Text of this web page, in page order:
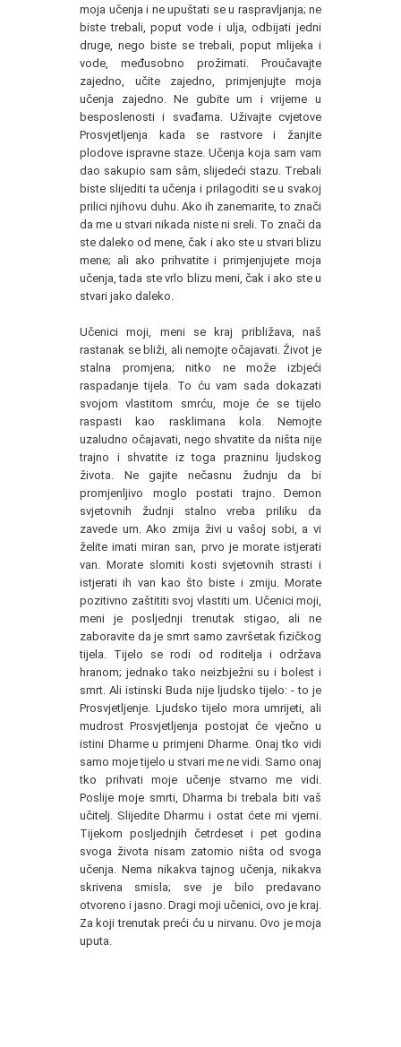
moja učenja i ne upuštati se u raspravljanja; ne
biste trebali, poput vode i ulja, odbijati jedni
druge, nego biste se trebali, poput mlijeka i
vode, međusobno prožimati. Proučavajte
zajedno, učite zajedno, primjenjujte moja
učenja zajedno. Ne gubite um i vrijeme u
besposlenosti i svađama. Uživajte cvjetove
Prosvjetljenja kada se rastvore i žanjite
plodove ispravne staze. Učenja koja sam vam
dao sakupio sam sâm, slijedeći stazu. Trebali
biste slijediti ta učenja i prilagoditi se u svakoj
prilici njihovu duhu. Ako ih zanemarite, to znači
da me u stvari nikada niste ni sreli. To znači da
ste daleko od mene, čak i ako ste u stvari blizu
mene; ali ako prihvatite i primjenjujete moja
učenja, tada ste vrlo blizu meni, čak i ako ste u
stvari jako daleko.
Učenici moji, meni se kraj približava, naš
rastanak se bliži, ali nemojte očajavati. Život je
stalna promjena; nitko ne može izbjeći
raspadanje tijela. To ću vam sada dokazati
svojom vlastitom smrću, moje će se tijelo
raspasti kao rasklimana kola. Nemojte
uzaludno očajavati, nego shvatite da ništa nije
trajno i shvatite iz toga prazninu ljudskog
života. Ne gajite nečasnu žudnju da bi
promjenljivo moglo postati trajno. Demon
svjetovnih žudnji stalno vreba priliku da
zavede um. Ako zmija živi u vašoj sobi, a vi
želite imati miran san, prvo je morate istjerati
van. Morate slomiti kosti svjetovnih strasti i
istjerati ih van kao što biste i zmiju. Morate
pozitivno zaštititi svoj vlastiti um. Učenici moji,
meni je posljednji trenutak stigao, ali ne
zaboravite da je smrt samo završetak fizičkog
tijela. Tijelo se rodi od roditelja i održava
hranom; jednako tako neizbježni su i bolest i
smrt. Ali istinski Buda nije ljudsko tijelo: - to je
Prosvjetljenje. Ljudsko tijelo mora umrijeti, ali
mudrost Prosvjetljenja postojat će vječno u
istini Dharme u primjeni Dharme. Onaj tko vidi
samo moje tijelo u stvari me ne vidi. Samo onaj
tko prihvati moje učenje stvarno me vidi.
Poslije moje smrti, Dharma bi trebala biti vaš
učitelj. Slijedite Dharmu i ostat ćete mi vjerni.
Tijekom posljednjih četrdeset i pet godina
svoga života nisam zatomio ništa od svoga
učenja. Nema nikakva tajnog učenja, nikakva
skrivena smisla; sve je bilo predavano
otvoreno i jasno. Dragi moji učenici, ovo je kraj.
Za koji trenutak preći ću u nirvanu. Ovo je moja
uputa.